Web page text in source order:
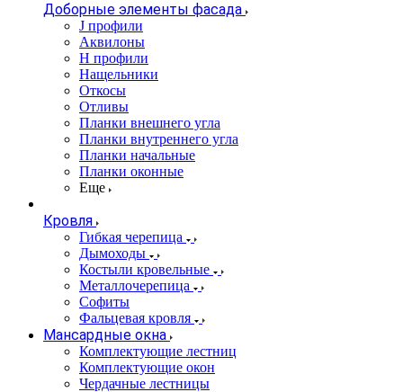
Доборные элементы фасада
J профили
Аквилоны
Н профили
Нащельники
Откосы
Отливы
Планки внешнего угла
Планки внутреннего угла
Планки начальные
Планки оконные
Еще
Кровля
Гибкая черепица
Дымоходы
Костыли кровельные
Металлочерепица
Софиты
Фальцевая кровля
Мансардные окна
Комплектующие лестниц
Комплектующие окон
Чердачные лестницы